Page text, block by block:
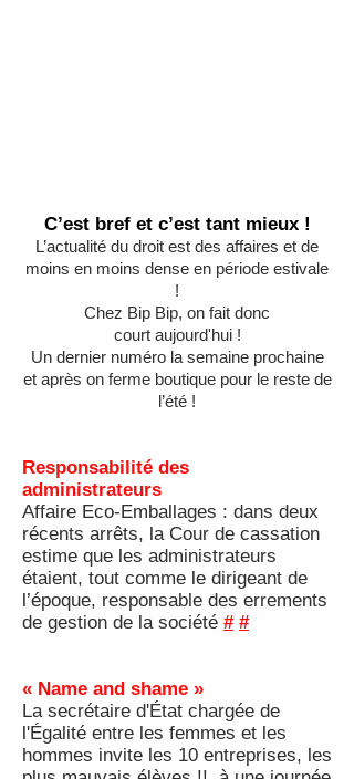
C’est bref et c’est tant mieux !
L’actualité du droit est des affaires et de
moins en moins dense en période estivale
!
Chez Bip Bip, on fait donc
court aujourd'hui !
Un dernier numéro la semaine prochaine
et après on ferme boutique pour le reste de
l’été !
Responsabilité des
administrateurs
Affaire Eco-Emballages : dans deux
récents arrêts, la Cour de cassation
estime que les administrateurs
étaient, tout comme le dirigeant de
l’époque, responsable des errements
de gestion de la société # #
« Name and shame »
La secrétaire d'État chargée de
l'Égalité entre les femmes et les
hommes invite les 10 entreprises, les